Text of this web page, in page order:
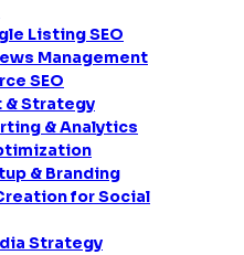
Listing SEO
Management
SEO
& Strategy
& Analytics
& Branding
for Social
Strategy